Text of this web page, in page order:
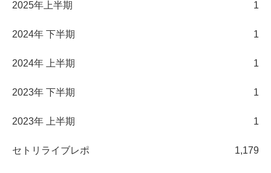
2025年上半期 1
2024年 下半期 1
2024年 上半期 1
2023年 下半期 1
2023年 上半期 1
セトリライブレポ 1,179